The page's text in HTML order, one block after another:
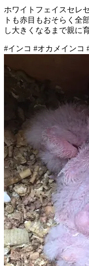
ホワイトフェイスセレ
トも赤目もおそらく全
し大きくなるまで親に
#インコ #オカメインコ